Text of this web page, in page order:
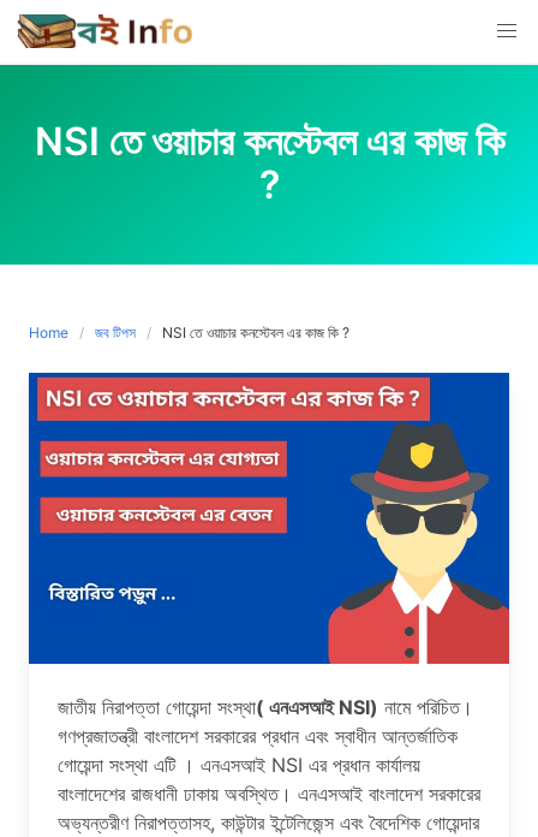
Skip
to
content
NSI তে ওয়াচার কনস্টেবল এর কাজ কি
?
Home জব টিপস NSI তে ওয়াচার কনস্টেবল এর কাজ কি ?
জাতীয় নিরাপত্তা গোয়েন্দা সংস্থা( এনএসআই NSI) নামে পরিচিত।
গণপ্রজাতন্ত্রী বাংলাদেশ সরকারের প্রধান এবং স্বাধীন আন্তর্জাতিক
গোয়েন্দা সংস্থা এটি । এনএসআই NSI এর প্রধান কার্যালয়
বাংলাদেশের রাজধানী ঢাকায় অবস্থিত। এনএসআই বাংলাদেশ সরকারের
অভ্যন্তরীণ নিরাপত্তাসহ, কাউন্টার ইন্টেলিজেন্স এবং বৈদেশিক গোয়েন্দার